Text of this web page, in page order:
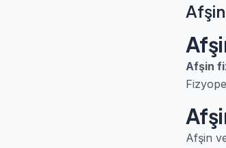
Afşin
Afşin